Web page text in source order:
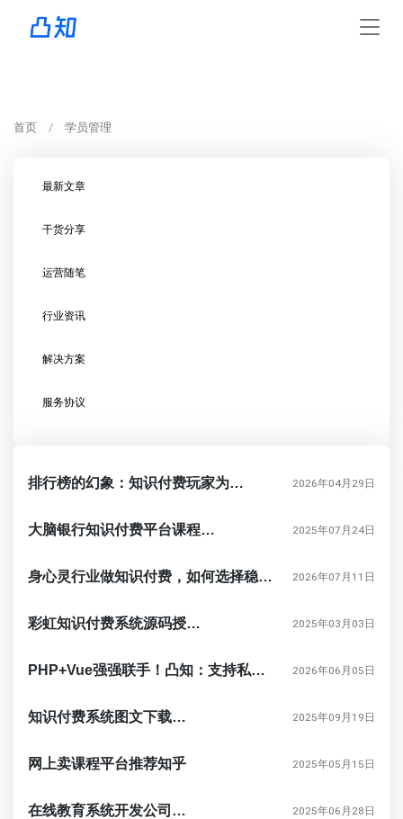
首页 学员管理
最新文章
干货分享
运营随笔
行业资讯
解决方案
服务协议
排行榜的幻象：知识付费玩家为何总在追逐海市蜃楼 2026年04月29日
大脑银行知识付费平台课程售卖方法 2025年07月24日
身心灵行业做知识付费，如何选择稳定的卖课系统与私域课程平台？ 2026年07月11日
彩虹知识付费系统源码授权解析 2025年03月03日
PHP+Vue强强联手！凸知：支持私有化部署与源码二开的自建卖课平台 2026年06月05日
知识付费系统图文下载教程 2025年09月19日
网上卖课程平台推荐知乎 2025年05月15日
在线教育系统开发公司推荐 2025年06月28日